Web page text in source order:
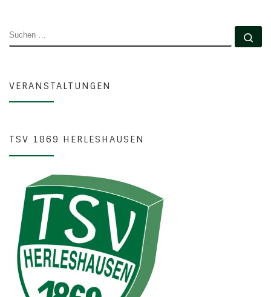
SUCHE
VERANSTALTUNGEN
TSV 1869 HERLESHAUSEN